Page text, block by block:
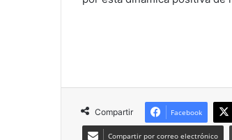
Compartir Facebook
Compartir por correo electrónico